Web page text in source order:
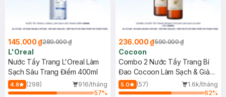
145.000 ₫289.000 ₫
L'Oreal
Nước Tẩy Trang L'Oreal Làm
Sạch Sâu Trang Điểm 400ml
4.8 (298)
916/tháng
57%
236.000 ₫590.000 ₫
Cocoon
Combo 2 Nước Tẩy Trang Bí
Đao Cocoon Làm Sạch & Giảm
Dầu 500ml
5.0 (57)
1.6k/tháng
62%